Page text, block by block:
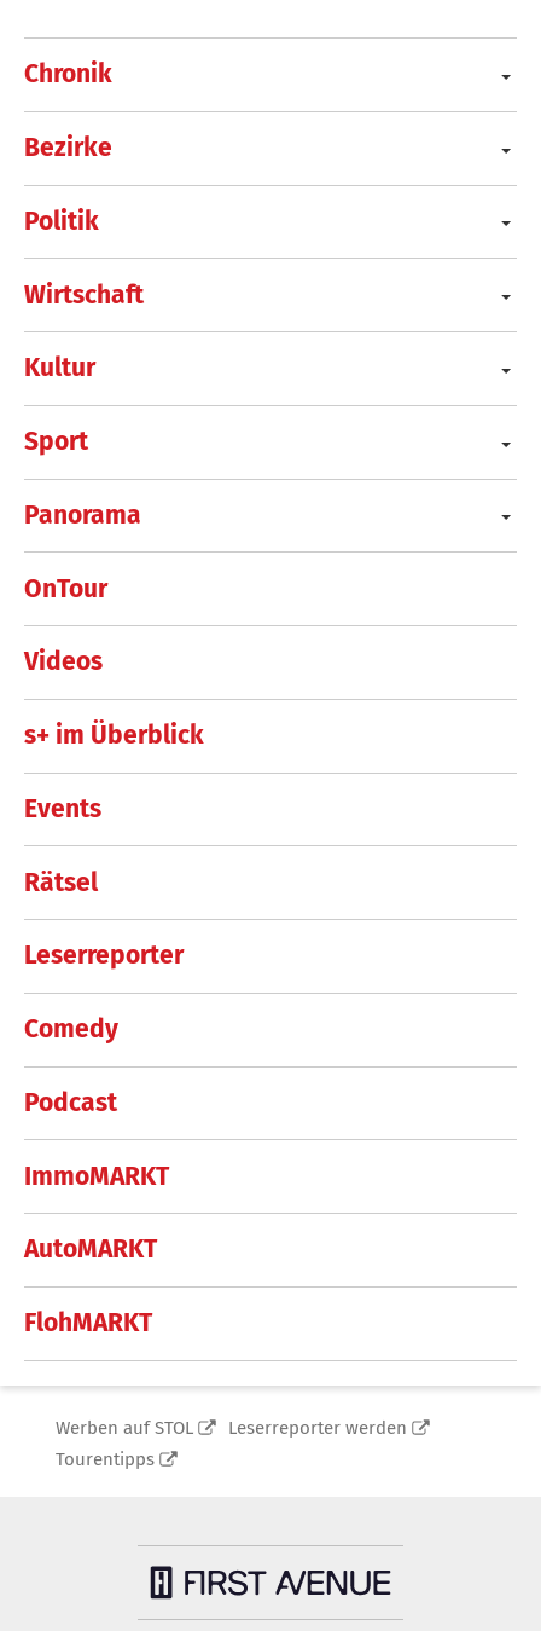
Chronik
Bezirke
Politik
Wirtschaft
Kultur
Sport
Panorama
OnTour
Videos
s+ im Überblick
Events
Rätsel
Leserreporter
Comedy
Podcast
ImmoMARKT
AutoMARKT
FlohMARKT
Werben auf STOL
Leserreporter werden
Tourentipps